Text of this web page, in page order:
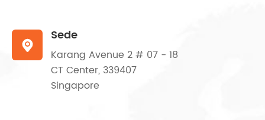

Sede
Karang Avenue 2 # 07 - 18
CT Center, 339407
Singapore